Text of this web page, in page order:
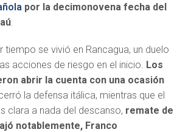
por la decimonovena fecha del
.
tiempo se vivió en Rancagua, un duelo
acciones de riesgo en el inicio. Los
abrir la cuenta con una ocasión
la defensa itálica, mientras que el
clara a nada del descanso, remate de
notablemente, Franco